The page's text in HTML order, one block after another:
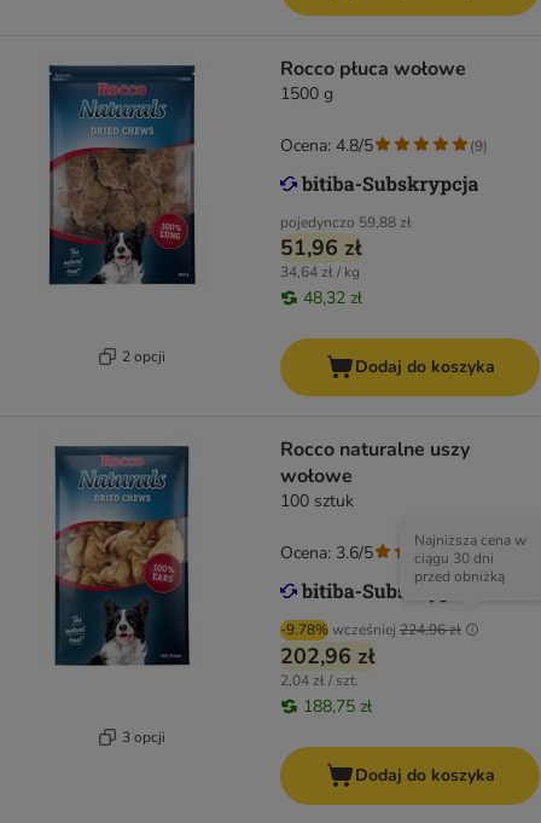
2 opcji
Rocco płuca wołowe
1500 g
pojedynczo 59,88 zł
51,96 zł
34,64 zł / kg
48,32 zł
Ocena: 4.8/5 (9)
Dodaj do koszyka
3 opcji
Rocco naturalne uszy
wołowe
100 sztuk
-9.78%wcześniej 224,96 zł
Najniższa cena w
ciągu 30 dni
przed obniżką
202,96 zł
2,04 zł / szt.
188,75 zł
Ocena: 3.6/5 183
Dodaj do koszyka